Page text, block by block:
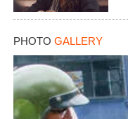
PHOTO GALLERY